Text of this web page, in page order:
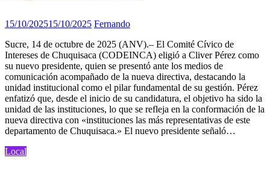
15/10/202515/10/2025 Fernando
Sucre, 14 de octubre de 2025 (ANV).– El Comité Cívico de
Intereses de Chuquisaca (CODEINCA) eligió a Cliver Pérez como
su nuevo presidente, quien se presentó ante los medios de
comunicación acompañado de la nueva directiva, destacando la
unidad institucional como el pilar fundamental de su gestión. Pérez
enfatizó que, desde el inicio de su candidatura, el objetivo ha sido la
unidad de las instituciones, lo que se refleja en la conformación de la
nueva directiva con «instituciones las más representativas de este
departamento de Chuquisaca.» El nuevo presidente señaló…
Local